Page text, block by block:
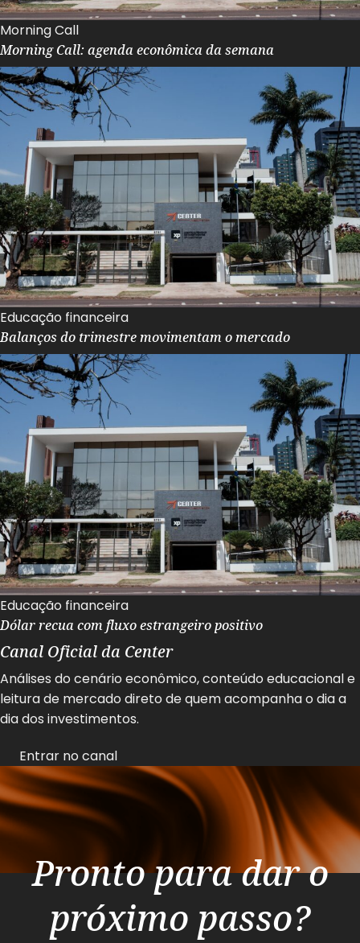
Morning Call
Morning Call: agenda econômica da semana
Educação financeira
Balanços do trimestre movimentam o mercado
Educação financeira
Dólar recua com fluxo estrangeiro positivo
Canal Oficial da Center
Análises do cenário econômico, conteúdo educacional e
leitura de mercado direto de quem acompanha o dia a
dia dos investimentos.
Entrar no canal
Pronto para dar o
próximo passo?